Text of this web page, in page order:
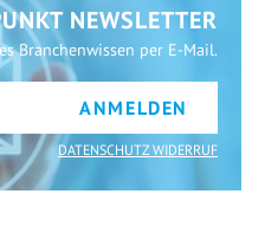
NEWSLETTER
Branchenwissen per E-Mail.
ANMELDEN
DATENSCHUTZ WIDERRUF